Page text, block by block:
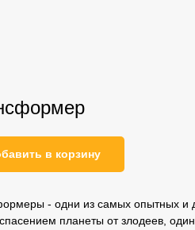
в корзину
- одни из самых опытных и
планеты от злодеев, один